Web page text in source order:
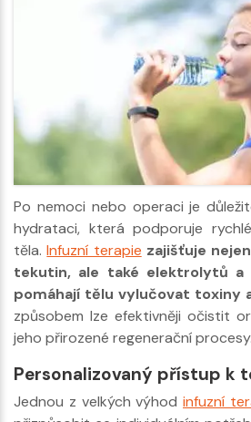
Po nemoci nebo operaci je
hydrataci, která podporuje
těla.Infuzní terapie zajišťuje
tekutin, ale také elektrolytů a
pomáhají tělu vylučovat toxiny
způsobem lze efektivněji očistit
jeho přirozené regenerační procesy.
Personalizovaný přístup k
Jednou z velkých výhod infuzní